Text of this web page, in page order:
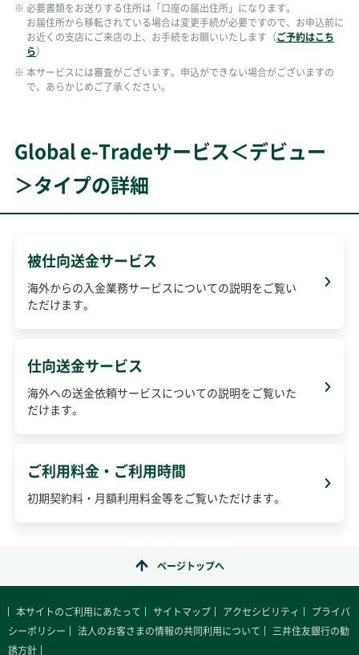
※ 必要書類をお送りする住所は「口座の届出住所」になります。
お届住所から移転されている場合は変更手続が必要ですので、お申込前に
お近くの支店にご来店の上、お手続をお願いいたします（ご予約はこち
ら）
※ 本サービスには審査がございます。申込ができない場合がございますの
で、あらかじめご了承ください。
Global e-Tradeサービス＜デビュー
＞タイプの詳細
被仕向送金サービス
海外からの入金業務サービスについての説明をご覧い
ただけます。
仕向送金サービス
海外への送金依頼サービスについての説明をご覧いた
だけます。
ご利用料金・ご利用時間
初期契約料・月額利用料金等をご覧いただけます。
ページトップへ
本サイトのご利用にあたって サイトマップ アクセシビリティ
プライバ
シーポリシー
法人のお客さまの情報の共同利用について
三井住友銀行の勧
誘方針